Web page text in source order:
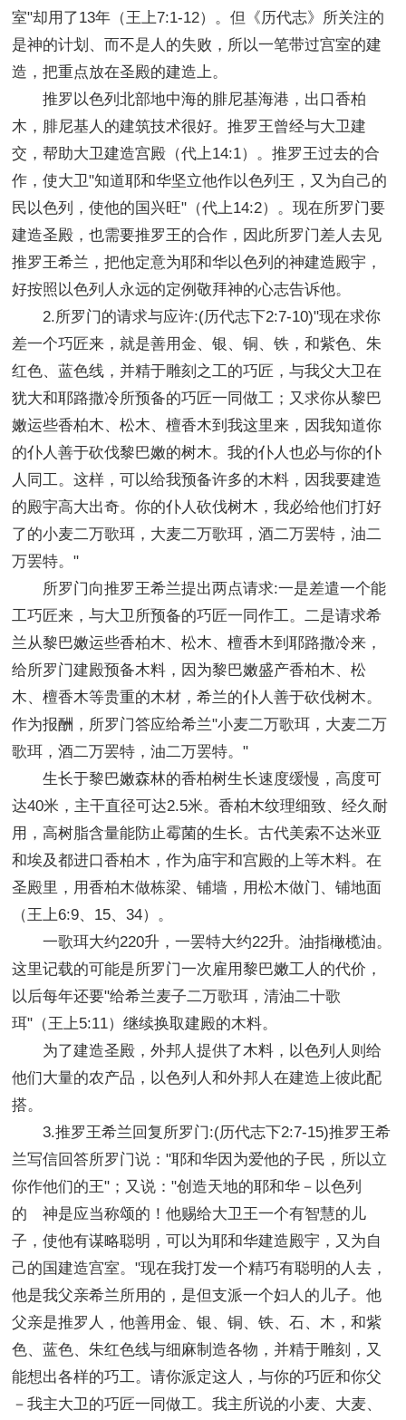
室"却用了13年（王上7:1-12）。但《历代志》所关注的
是神的计划、而不是人的失败，所以一笔带过宫室的建
造，把重点放在圣殿的建造上。
推罗以色列北部地中海的腓尼基海港，出口香柏
木，腓尼基人的建筑技术很好。推罗王曾经与大卫建
交，帮助大卫建造宫殿（代上14:1）。推罗王过去的合
作，使大卫"知道耶和华坚立他作以色列王，又为自己的
民以色列，使他的国兴旺"（代上14:2）。现在所罗门要
建造圣殿，也需要推罗王的合作，因此所罗门差人去见
推罗王希兰，把他定意为耶和华以色列的神建造殿宇，
好按照以色列人永远的定例敬拜神的心志告诉他。
2.所罗门的请求与应许:(历代志下2:7-10)"现在求你
差一个巧匠来，就是善用金、银、铜、铁，和紫色、朱
红色、蓝色线，并精于雕刻之工的巧匠，与我父大卫在
犹大和耶路撒冷所预备的巧匠一同做工；又求你从黎巴
嫩运些香柏木、松木、檀香木到我这里来，因我知道你
的仆人善于砍伐黎巴嫩的树木。我的仆人也必与你的仆
人同工。这样，可以给我预备许多的木料，因我要建造
的殿宇高大出奇。你的仆人砍伐树木，我必给他们打好
了的小麦二万歌珥，大麦二万歌珥，酒二万罢特，油二
万罢特。"
所罗门向推罗王希兰提出两点请求:一是差遣一个能
工巧匠来，与大卫所预备的巧匠一同作工。二是请求希
兰从黎巴嫩运些香柏木、松木、檀香木到耶路撒冷来，
给所罗门建殿预备木料，因为黎巴嫩盛产香柏木、松
木、檀香木等贵重的木材，希兰的仆人善于砍伐树木。
作为报酬，所罗门答应给希兰"小麦二万歌珥，大麦二万
歌珥，酒二万罢特，油二万罢特。"
生长于黎巴嫩森林的香柏树生长速度缓慢，高度可
达40米，主干直径可达2.5米。香柏木纹理细致、经久耐
用，高树脂含量能防止霉菌的生长。古代美索不达米亚
和埃及都进口香柏木，作为庙宇和宫殿的上等木料。在
圣殿里，用香柏木做栋梁、铺墙，用松木做门、铺地面
（王上6:9、15、34）。
一歌珥大约220升，一罢特大约22升。油指橄榄油。
这里记载的可能是所罗门一次雇用黎巴嫩工人的代价，
以后每年还要"给希兰麦子二万歌珥，清油二十歌
珥"（王上5:11）继续换取建殿的木料。
为了建造圣殿，外邦人提供了木料，以色列人则给
他们大量的农产品，以色列人和外邦人在建造上彼此配
搭。
3.推罗王希兰回复所罗门:(历代志下2:7-15)推罗王希
兰写信回答所罗门说："耶和华因为爱他的子民，所以立
你作他们的王"；又说："创造天地的耶和华－以色列
的 神是应当称颂的！他赐给大卫王一个有智慧的儿
子，使他有谋略聪明，可以为耶和华建造殿宇，又为自
己的国建造宫室。"现在我打发一个精巧有聪明的人去，
他是我父亲希兰所用的，是但支派一个妇人的儿子。他
父亲是推罗人，他善用金、银、铜、铁、石、木，和紫
色、蓝色、朱红色线与细麻制造各物，并精于雕刻，又
能想出各样的巧工。请你派定这人，与你的巧匠和你父
－我主大卫的巧匠一同做工。我主所说的小麦、大麦、